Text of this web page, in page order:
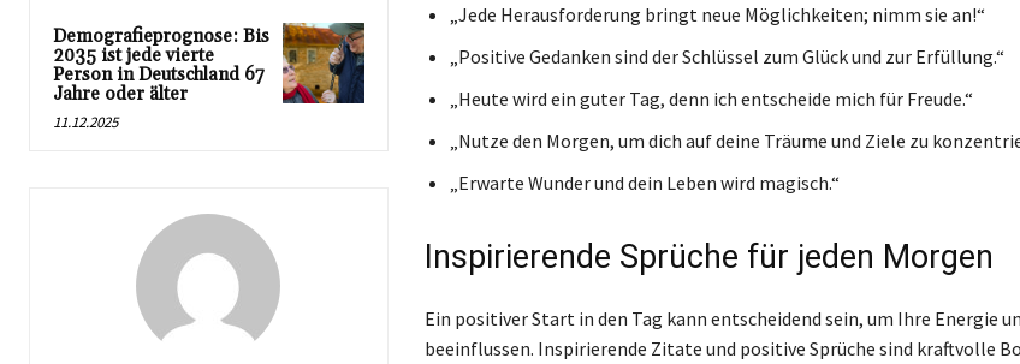
Demografieprognose: Bis
2035 ist jede vierte
Person in Deutschland 67
Jahre oder älter
11.12.2025
„Jede Herausforderung bringt neue Möglichkeiten; nimm sie an!“
„Positive Gedanken sind der Schlüssel zum Glück und zur Erfüllung.“
„Heute wird ein guter Tag, denn ich entscheide mich für Freude.“
„Nutze den Morgen, um dich auf deine Träume und Ziele zu
„Erwarte Wunder und dein Leben wird magisch.“
Inspirierende Sprüche für jeden Morgen
Ein positiver Start in den Tag kann entscheidend sein, um Ihre Energie
beeinflussen. Inspirierende Zitate und positive Sprüche sind kraftvolle